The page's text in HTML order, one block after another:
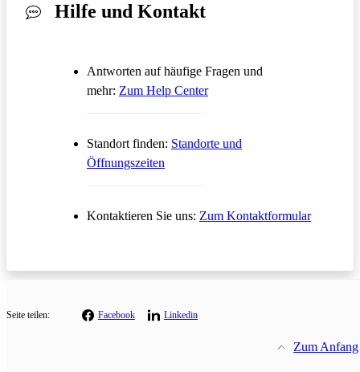
Hilfe und Kontakt
Antworten auf häufige Fragen und
mehr: Zum Help CenterÖffnet in einem neuen Tab
Standort finden: Standorte und
Öffnungszeiten
Kontaktieren Sie uns: Zum KontaktformularÖffnet in
Seite teilen: Facebook Linkedin
Zum Anfang